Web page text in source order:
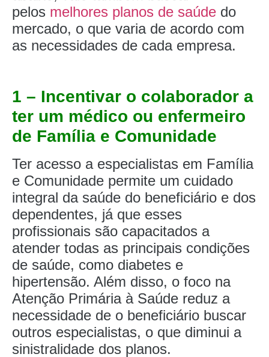
pelos melhores planos de saúde do
mercado, o que varia de acordo com
as necessidades de cada empresa.
1 – Incentivar o colaborador a
ter um médico ou enfermeiro
de Família e Comunidade
Ter acesso a especialistas em Família
e Comunidade permite um cuidado
integral da saúde do beneficiário e dos
dependentes, já que esses
profissionais são capacitados a
atender todas as principais condições
de saúde, como diabetes e
hipertensão. Além disso, o foco na
Atenção Primária à Saúde reduz a
necessidade de o beneficiário buscar
outros especialistas, o que diminui a
sinistralidade dos planos.